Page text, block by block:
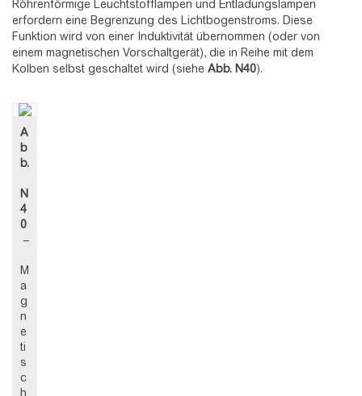
Röhrenförmige Leuchtstofflampen und Entladungslampen
erfordern eine Begrenzung des Lichtbogenstroms. Diese
Funktion wird von einer Induktivität übernommen (oder von
einem magnetischen Vorschaltgerät), die in Reihe mit dem
Kolben selbst geschaltet wird (siehe Abb. N40).
A
b
b.
N
4
0
–
M
a
g
n
e
ti
s
c
h